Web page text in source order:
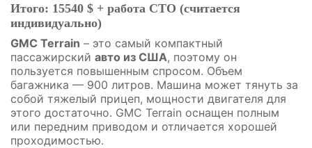
Итого: 15540 $ + работа СТО (считается
индивидуально)
GMC Terrain – это самый компактный
пассажирский авто из США, поэтому он
пользуется повышенным спросом. Объем
багажника — 900 литров. Машина может тянуть за
собой тяжелый прицеп, мощности двигателя для
этого достаточно. GMC Terrain оснащен полным
или передним приводом и отличается хорошей
проходимостью.